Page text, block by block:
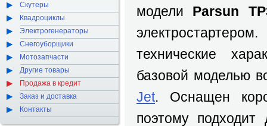
модели Parsun
технические
базовой моделью
Jet. Оснащен
поэтому
Скутеры
Квадроциклы
Электрогенераторы
Снегоуборщики
Мотозапчасти
Другие товары
Продажа в кредит
Заказ и доставка
Контакты